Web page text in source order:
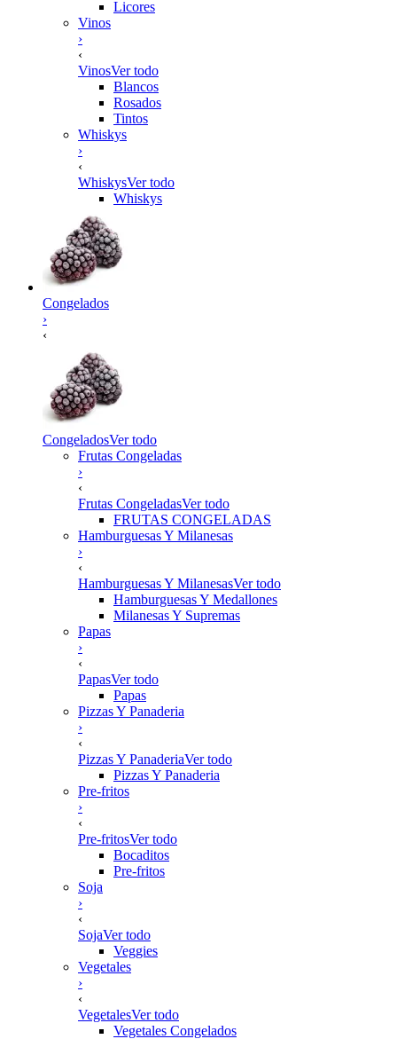
Licores
Vinos
›
‹
VinosVer todo
Blancos
Rosados
Tintos
Whiskys
›
‹
WhiskysVer todo
Whiskys
Congelados
›
‹
CongeladosVer todo
Frutas Congeladas
›
‹
Frutas CongeladasVer todo
FRUTAS CONGELADAS
Hamburguesas Y Milanesas
›
‹
Hamburguesas Y MilanesasVer todo
Hamburguesas Y Medallones
Milanesas Y Supremas
Papas
›
‹
PapasVer todo
Papas
Pizzas Y Panaderia
›
‹
Pizzas Y PanaderiaVer todo
Pizzas Y Panaderia
Pre-fritos
›
‹
Pre-fritosVer todo
Bocaditos
Pre-fritos
Soja
›
‹
SojaVer todo
Veggies
Vegetales
›
‹
VegetalesVer todo
Vegetales Congelados